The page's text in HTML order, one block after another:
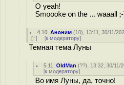
O yeah!
Smoooke on the ... waaall
4.10 ,Аноним (10), 13:11, 30/11/
[↑] [к модератору]
Темная тема Луны
5.11 ,OldMan (??), 13:32, 30/11/
[к модератору]
Во имя Луны, да, точно!